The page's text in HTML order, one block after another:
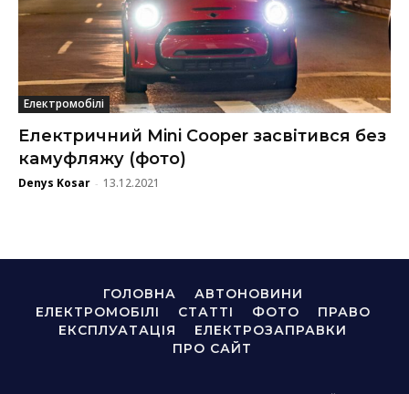
Електромобілі
Електричний Mini Cooper засвітився без
камуфляжу (фото)
Denys Kosar - 13.12.2021
ГОЛОВНА
АВТОНОВИНИ
ЕЛЕКТРОМОБІЛІ
СТАТТІ ФОТО
ПРАВО
ЕКСПЛУАТАЦІЯ
ЕЛЕКТРОЗАПРАВКИ
ПРО САЙТ